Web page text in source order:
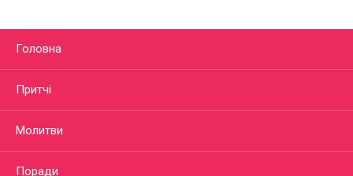
Головна
Притчі
Молитви
Поради